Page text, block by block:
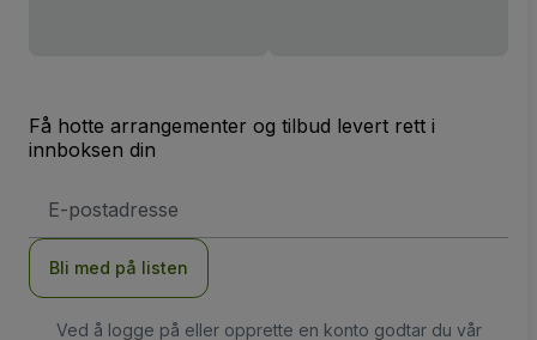
Få hotte arrangementer og tilbud levert rett i
innboksen din
postadresse
Bli med på listen
Ved å logge på eller opprette en konto godtar du vår